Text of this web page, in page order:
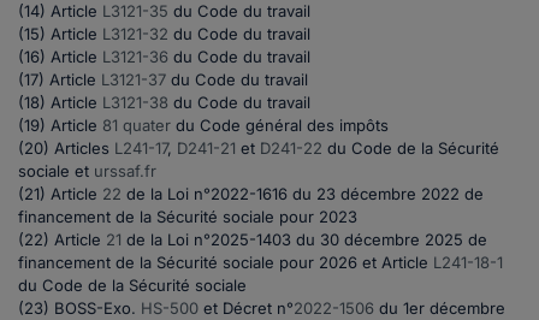
(14) Article L3121-35 du Code du travail
(15) Article L3121-32 du Code du travail
(16) Article L3121-36 du Code du travail
(17) Article L3121-37 du Code du travail
(18) Article L3121-38 du Code du travail
(19) Article 81 quater du Code général des impôts
(20) Articles L241-17, D241-21 et D241-22 du Code de la Sécurité
sociale et urssaf.fr
(21) Article 22 de la Loi n°2022-1616 du 23 décembre 2022 de
financement de la Sécurité sociale pour 2023
(22) Article 21 de la Loi n°2025-1403 du 30 décembre 2025 de
financement de la Sécurité sociale pour 2026 et Article L241-18-1
du Code de la Sécurité sociale
(23) BOSS-Exo. HS-500 et Décret n°2022-1506 du 1er décembre